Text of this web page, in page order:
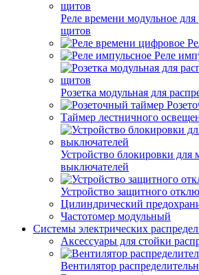
Реле времени модульное
щитов
Реле
Розетка модульная для
Таймер лестничного
Устройство блокировки для
выключателей
Устройство защитного
Цилиндрический
Частотомер модульный
Системы электрических
Аксессуары для стойки
Вентилятор